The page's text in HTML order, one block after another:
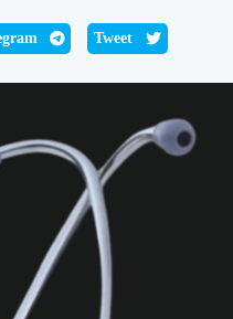
Tweet